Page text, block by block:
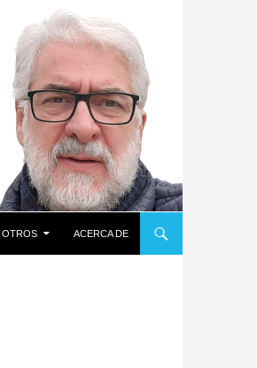
OTROS ACERCA DE